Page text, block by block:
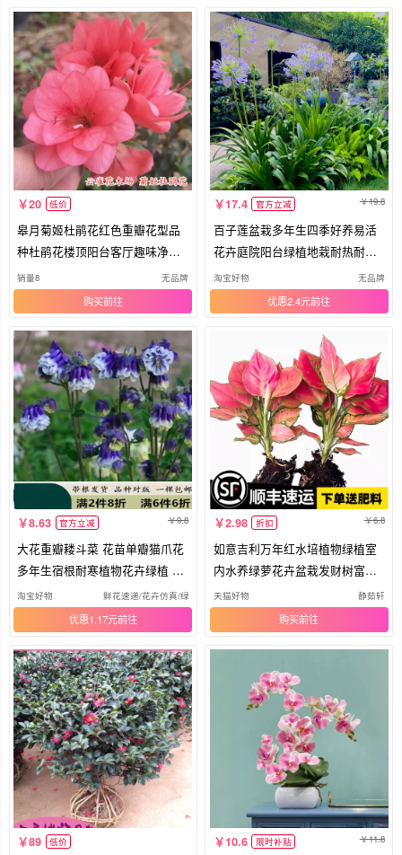
20 低价
皋月菊姬杜鹃花红色重瓣花型品
种杜鹃花楼顶阳台客厅趣味净化
花卉
销量8 无品牌
购买
17.4 官方立减 19.8
百子莲盆栽多年生四季好养易活
花卉庭院阳台绿植地栽耐热耐寒
植物
淘宝好物 无品牌
优惠2.4元
8.63 官方立减 9.8
大花重瓣耧斗菜 花苗单瓣猫爪花
多年生宿根耐寒植物花卉绿植 包
邮
淘宝好物 鲜花速递/花卉仿真/绿植园艺
优惠1.17元
2.98 折扣 6.8
如意吉利万年红水培植物绿植室
内水养绿萝花卉盆栽发财树富贵
竹芋
天猫好物 静茹轩
购买
89 低价 10.6 限时补贴 11.8